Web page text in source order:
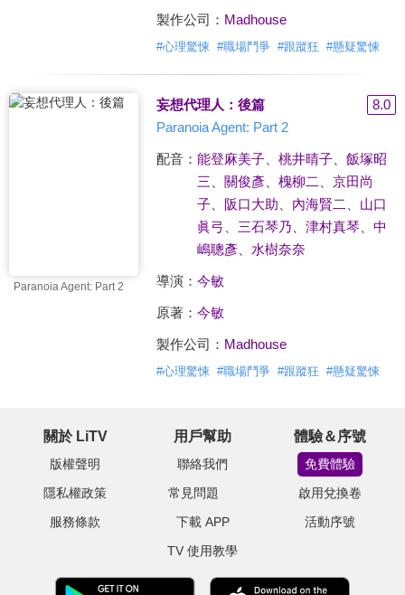
製作公司： Madhouse
#心理驚悚 #職場鬥爭 #跟蹤狂 #懸疑驚悚
Paranoia Agent: Part 2
妄想代理人：後篇
8.0
Paranoia Agent: Part 2
配音： 能登麻美子、 桃井晴子、 飯塚昭
三
關俊彥、 槐柳二
京田尚
子、 阪口大助 內海賢二
山口
眞弓
三石琴乃 津村真琴
中
嶋聰彥、 水樹奈奈
導演： 今敏
原著： 今敏
製作公司： Madhouse
#心理驚悚 #職場鬥爭 #跟蹤狂 #懸疑驚悚
關於 LiTV
版權聲明
隱私權政策
服務條款
用戶幫助
聯絡我們
常見問題
下載 APP
TV 使用教學
體驗＆序號
免費體驗
啟用兌換卷
活動序號